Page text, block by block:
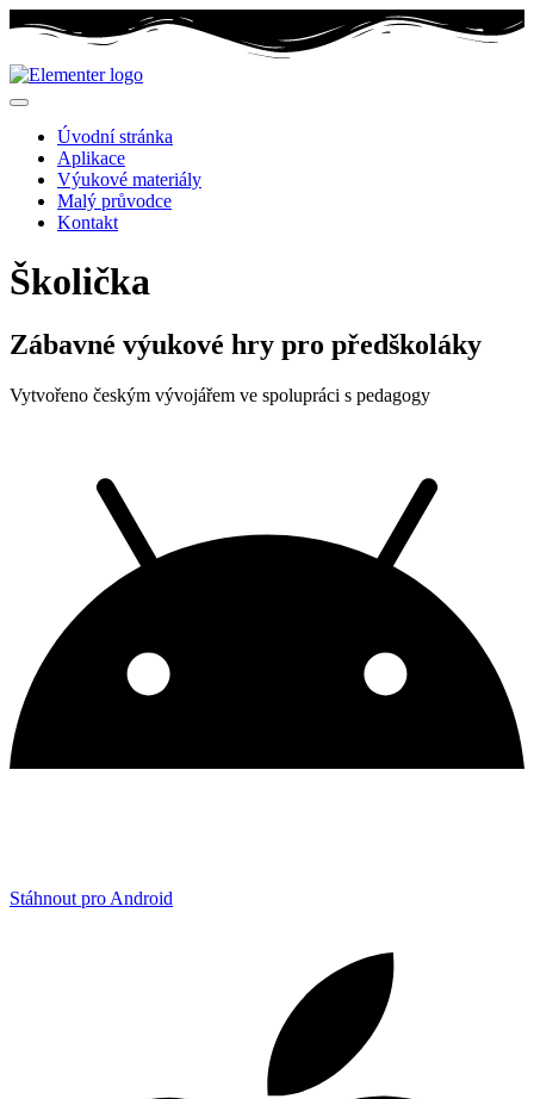
Úvodní stránka
Aplikace
Výukové materiály
Malý průvodce
Kontakt
Školička
Zábavné výukové hry pro předškoláky
Vytvořeno českým vývojářem ve spolupráci s pedagogy
Stáhnout pro Android